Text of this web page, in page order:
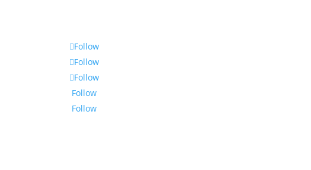
Follow
Follow
Follow
Follow
Follow